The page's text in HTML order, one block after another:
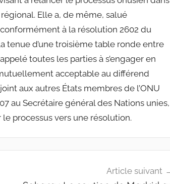
Elle a, de même, salué
à la résolution 2602 du
tenue d’une troisième table ronde entre
toutes les parties à s’engager en
acceptable au différend
aux autres États membres de l’ONU
au Secrétaire général des Nations unies,
processus vers une résolution.
Article suivant